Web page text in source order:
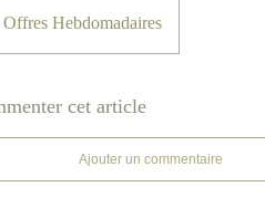
Offres Hebdomadaires
cet article
Ajouter un commentaire